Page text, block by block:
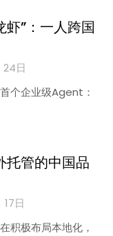
虾”：一人跨国
日
个企业级Agent：
托管的中国品
日
积极布局本地化，